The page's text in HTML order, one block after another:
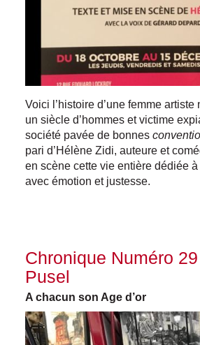
Voici l’histoire d’une femme artiste
un siècle d’hommes et victime
société pavée de bonnes
pari d’Hélène Zidi, auteure et
en scène cette vie entière dédiée à
avec émotion et justesse.
Chronique Numéro
Pusel
A chacun son Age d’or